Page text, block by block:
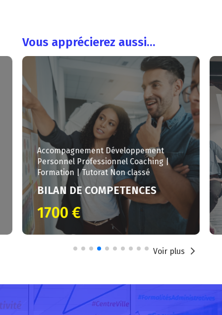
Vous apprécierez aussi…
Coaching | Formation | Tutorat
EXERCER LE ROLE DE TUTEUR
/ MAITRE D’APPRENTISSAGE –
NIVEAU 2
1 jour
570 €
Voir plus